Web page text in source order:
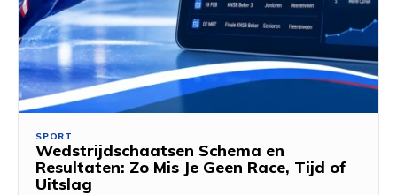
SPORT
Wedstrijdschaatsen Schema en
Resultaten: Zo Mis Je Geen Race, Tijd of
Uitslag